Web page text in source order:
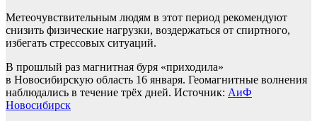
Метеочувствительным людям в этот период рекомендуют
снизить физические нагрузки, воздержаться от спиртного,
избегать стрессовых ситуаций.
В прошлый раз магнитная буря «приходила»
в Новосибирскую область 16 января. Геомагнитные волнения
наблюдались в течение трёх дней. Источник: АиФ
Новосибирск